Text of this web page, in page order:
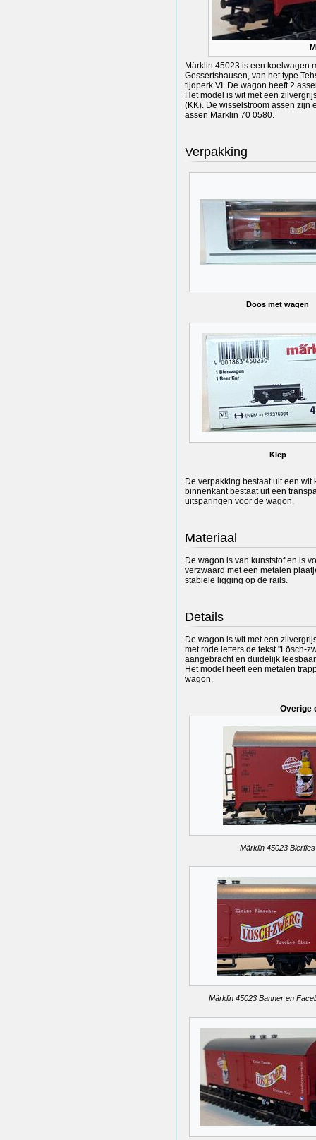
Märklin 45023 is een koelwagen
Gessertshausen, van het type
tijdperk VI. De wagon heeft 2
Het model is wit met een
(KK). De wisselstroom assen zijn
assen Märklin 70 0580.
Verpakking
Doos met wagen
Klep
De verpakking bestaat uit een
binnenkant bestaat uit een
uitsparingen voor de wagon.
Materiaal
De wagon is van kunststof en is
verzwaard met een metalen
stabiele ligging op de rails.
Details
De wagon is wit met een
met rode letters de tekst "Lösch-
aangebracht en duidelijk
Het model heeft een metalen
wagon.
Overige
Märklin 45023 Bierfles
Märklin 45023 Banner en